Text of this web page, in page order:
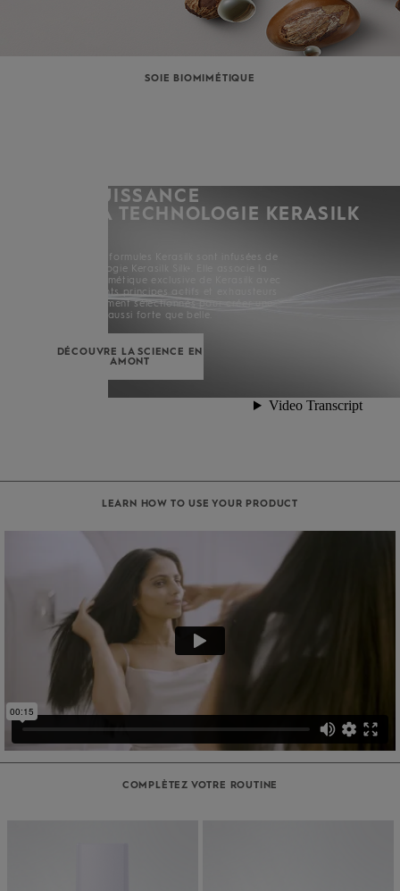
SOIE BIOMIMÉTIQUE
LA PUISSANCE
DE LA TECHNOLOGIE KERASILK
Toutes les formules Kerasilk sont infusées de
la Technologie Kerasilk Silk+. Elle associe la
Soie Biomimétique exclusive de Kerasilk avec
de puissants principes actifs et exhausteurs
soigneusement sélectionnés pour créer une
chevelure aussi forte que belle.
DÉCOUVRE LA SCIENCE EN
AMONT
LEARN HOW TO USE YOUR PRODUCT
COMPLÈTEZ VOTRE ROUTINE